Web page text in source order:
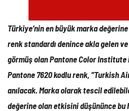
Türkiye’nin en büyük marka
renk standardı denince akla gelen
görmüş olan Pantone Color Institute
Pantone 7620 kodlu renk, ”Turkish
anılacak. Marka olarak tescil
değerine olan etkisini düşününce bu